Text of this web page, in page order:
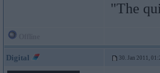
"The
Digital 30. Jan 2011,